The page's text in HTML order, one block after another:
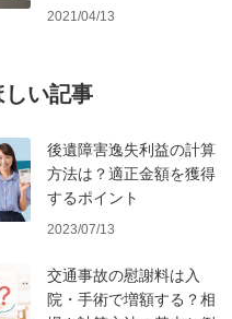
2021/04/13
い記事
後遺障害逸失利益の計算
方法は？適正金額を獲得
するポイント
2023/07/13
交通事故の慰謝料は入
院・手術で増額する？相